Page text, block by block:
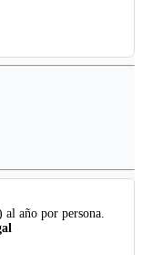
año por persona.